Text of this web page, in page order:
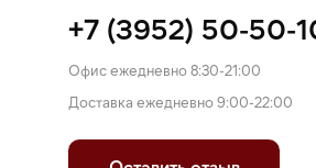
+7 (3952) 50-50-
Офис ежедневно 8:30-21:00
Доставка ежедневно 9:00-22:00